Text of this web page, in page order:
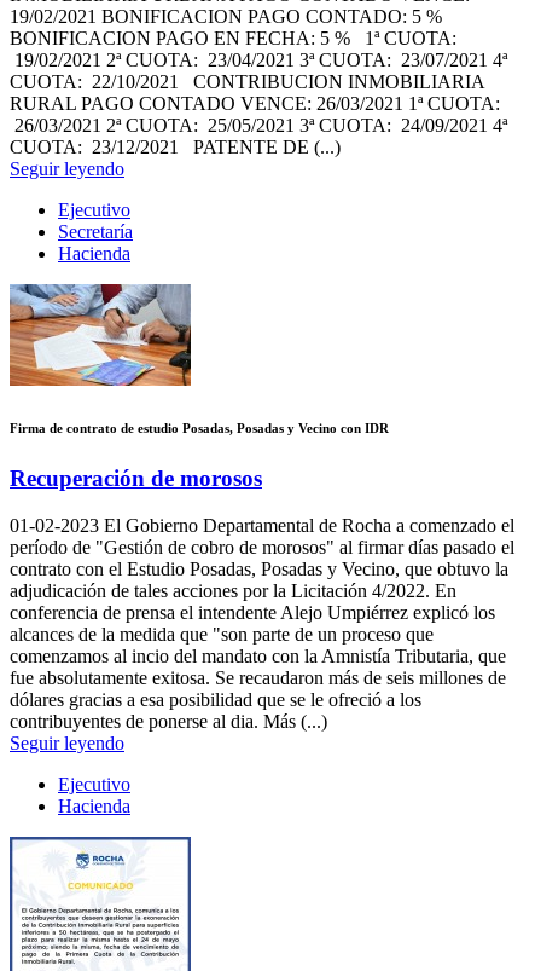
19/02/2021 BONIFICACION PAGO CONTADO: 5 %
BONIFICACION PAGO EN FECHA: 5 % 1ª CUOTA:
19/02/2021 2ª CUOTA: 23/04/2021 3ª CUOTA: 23/07/2021 4ª
CUOTA: 22/10/2021 CONTRIBUCION INMOBILIARIA
RURAL PAGO CONTADO VENCE: 26/03/2021 1ª CUOTA:
26/03/2021 2ª CUOTA: 25/05/2021 3ª CUOTA: 24/09/2021 4ª
CUOTA: 23/12/2021 PATENTE DE (...)
Seguir leyendo
Ejecutivo
Secretaría
Hacienda
Firma de contrato de estudio Posadas, Posadas y Vecino con IDR
Recuperación de morosos
01-02-2023 El Gobierno Departamental de Rocha a comenzado el
período de "Gestión de cobro de morosos" al firmar días pasado el
contrato con el Estudio Posadas, Posadas y Vecino, que obtuvo la
adjudicación de tales acciones por la Licitación 4/2022. En
conferencia de prensa el intendente Alejo Umpiérrez explicó los
alcances de la medida que "son parte de un proceso que
comenzamos al incio del mandato con la Amnistía Tributaria, que
fue absolutamente exitosa. Se recaudaron más de seis millones de
dólares gracias a esa posibilidad que se le ofreció a los
contribuyentes de ponerse al dia. Más (...)
Seguir leyendo
Ejecutivo
Hacienda